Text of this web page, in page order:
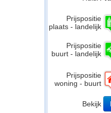
Prijspositie
plaats - landelijk
Prijspositie
buurt - landelijk
Prijspositie
woning - buurt
Bekijk